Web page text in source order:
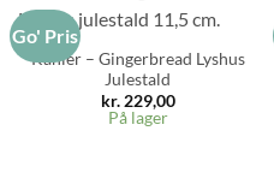
Go' Pris
Kähler – Gingerbread Lyshus
Julestald
kr.229,00
På lager